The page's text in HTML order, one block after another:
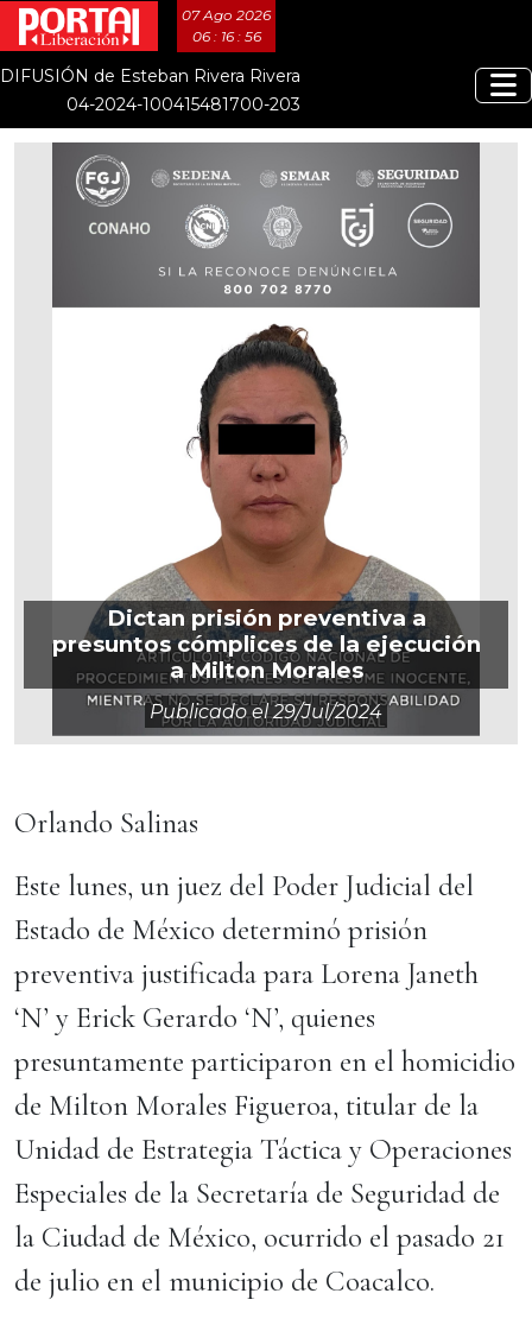
07 Ago 2026
06 : 16 : 57
DIFUSIÓN de Esteban Rivera Rivera
04-2024-100415481700-203
Dictan prisión preventiva a
presuntos cómplices de la ejecución
a Milton Morales
Publicado el29/jul/2024
Orlando Salinas
Este lunes, un juez del Poder Judicial del
Estado de México determinó prisión
preventiva justificada para Lorena Janeth
‘N’ y Erick Gerardo ‘N’, quienes
presuntamente participaron en el homicidio
de Milton Morales Figueroa, titular de la
Unidad de Estrategia Táctica y Operaciones
Especiales de la Secretaría de Seguridad de
la Ciudad de México, ocurrido el pasado 21
de julio en el municipio de Coacalco.